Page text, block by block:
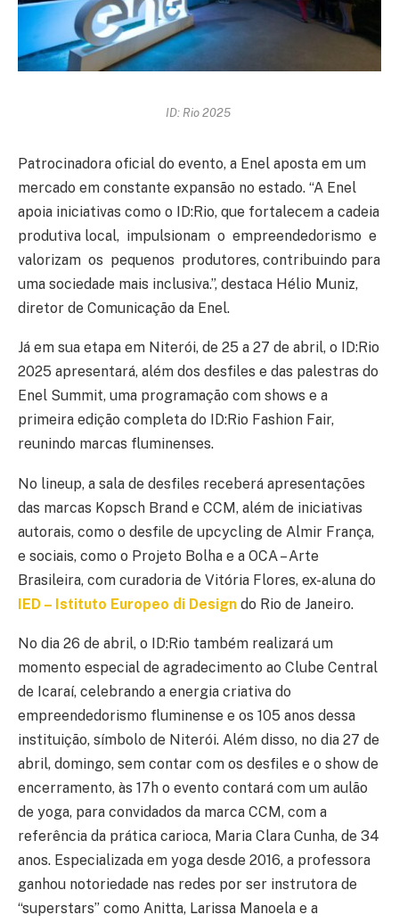
ID: Rio 2025
Patrocinadora oficial do evento, a Enel aposta em um
mercado em constante expansão no estado. “A Enel
apoia iniciativas como o ID:Rio, que fortalecem a cadeia
produtiva local, impulsionam o empreendedorismo e
valorizam os pequenos produtores, contribuindo para
uma sociedade mais inclusiva.”, destaca Hélio Muniz,
diretor de Comunicação da Enel.
Já em sua etapa em Niterói, de 25 a 27 de abril, o ID:Rio
2025 apresentará, além dos desfiles e das palestras do
Enel Summit, uma programação com shows e a
primeira edição completa do ID:Rio Fashion Fair,
reunindo marcas fluminenses.
No lineup, a sala de desfiles receberá apresentações
das marcas Kopsch Brand e CCM, além de iniciativas
autorais, como o desfile de upcycling de Almir França,
e sociais, como o Projeto Bolha e a OCA – Arte
Brasileira, com curadoria de Vitória Flores, ex-aluna do
IED – Istituto Europeo di Design do Rio de Janeiro.
No dia 26 de abril, o ID:Rio também realizará um
momento especial de agradecimento ao Clube Central
de Icaraí, celebrando a energia criativa do
empreendedorismo fluminense e os 105 anos dessa
instituição, símbolo de Niterói. Além disso, no dia 27 de
abril, domingo, sem contar com os desfiles e o show de
encerramento, às 17h o evento contará com um aulão
de yoga, para convidados da marca CCM, com a
referência da prática carioca, Maria Clara Cunha, de 34
anos. Especializada em yoga desde 2016, a professora
ganhou notoriedade nas redes por ser instrutora de
“superstars” como Anitta, Larissa Manoela e a